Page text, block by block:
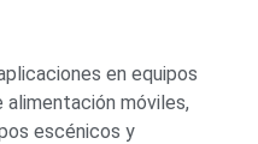
en equipos
alimentación móviles,
escénicos y